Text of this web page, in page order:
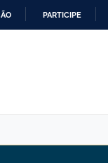
PARTICIPE